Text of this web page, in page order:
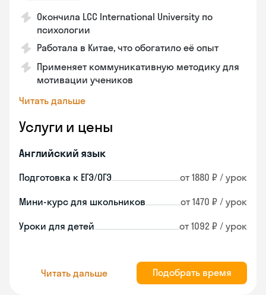
Окончила LCC International University по
психологии
Работала в Китае, что обогатило её опыт
Применяет коммуникативную методику для
мотивации учеников
Читать дальше
Услуги и цены
Английский язык
Подготовка к ЕГЭ/ОГЭ от 1880 ₽ / урок
Мини-курс для школьников от 1470 ₽ / урок
Уроки для детей от 1092 ₽ / урок
Читать дальше Подобрать время